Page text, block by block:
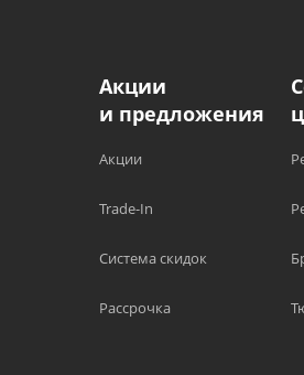
Акции
и предложения
Акции
Trade-In
Система скидок
Рассрочка